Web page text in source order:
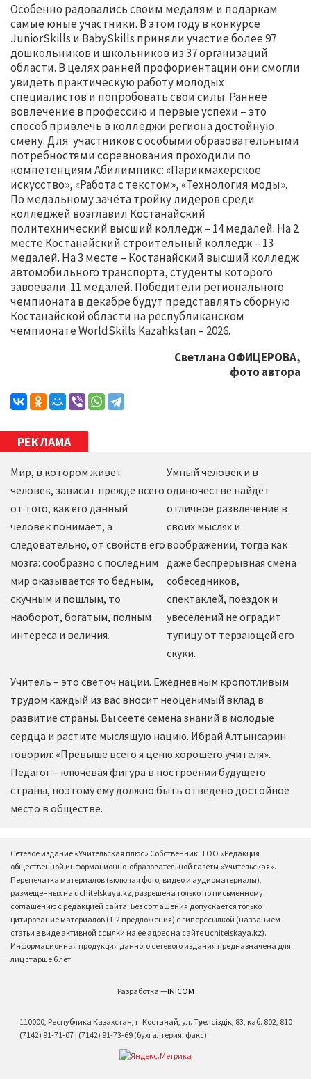
Особенно радовались своим медалям и подаркам
самые юные участники. В этом году в конкурсе
JuniorSkills и BabySkills приняли участие более 97
дошкольников и школьников из 37 организаций
области. В целях ранней профориентации они смогли
увидеть практическую работу молодых
специалистов и попробовать свои силы. Раннее
вовлечение в профессию и первые успехи – это
способ привлечь в колледжи региона достойную
смену. Для участников с особыми образовательными
потребностями соревнования проходили по
компетенциям Абилимпикс: «Парикмахерское
искусство», «Работа с текстом», «Технология моды».
По медальному зачёта тройку лидеров среди
колледжей возглавил Костанайский
политехнический высший колледж – 14 медалей. На 2
месте Костанайский строительный колледж – 13
медалей. На 3 месте – Костанайский высший колледж
автомобильного транспорта, студенты которого
завоевали 11 медалей. Победители регионального
чемпионата в декабре будут представлять сборную
Костанайской области на республиканском
чемпионате WorldSkills Kаzahkstan – 2026.
Светлана ОФИЦЕРОВА,
фото автора
РЕКЛАМА
Мир, в котором живет
человек, зависит прежде всего
от того, как его данный
человек понимает, а
следовательно, от свойств его
мозга: сообразно с последним
мир оказывается то бедным,
скучным и пошлым, то
наоборот, богатым, полным
интереса и величия.
Умный человек и в
одиночестве найдёт
отличное развлечение в
своих мыслях и
воображении, тогда как
даже беспрерывная смена
собеседников,
спектаклей, поездок и
увеселений не оградит
тупицу от терзающей его
скуки.
Учитель – это светоч нации. Ежедневным кропотливым
трудом каждый из вас вносит неоценимый вклад в
развитие страны. Вы сеете семена знаний в молодые
сердца и растите мыслящую нацию. Ибрай Алтынсарин
говорил: «Превыше всего я ценю хорошего учителя».
Педагог – ключевая фигура в построении будущего
страны, поэтому ему должно быть отведено достойное
место в обществе.
Сетевое издание «Учительская плюс» Собственник: ТОО «Редакция
общественной информационно-образовательной газеты «Учительская».
Перепечатка материалов (включая фото, видео и аудиоматериалы),
размещенных на uchitelskaya.kz, разрешена только по письменному
соглашению с редакцией сайта. Без соглашения допускается только
цитирование материалов (1-2 предложения) с гиперссылкой (названием
статьи в виде активной ссылки на ее адрес на сайте uchitelskaya.kz).
Информационная продукция данного сетевого издания предназначена для
лиц старше 6 лет.
Разработка —INICOM
110000, Республика Казахстан, г. Костанай, ул. Тәуелсіздік, 83, каб. 802, 810
(7142) 91-71-07 | (7142) 91-73-69 (бухгалтерия, факс)